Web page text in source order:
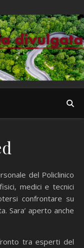
medici e tecnici
confrontare su
Sara’ aperto anche
tra esperti del